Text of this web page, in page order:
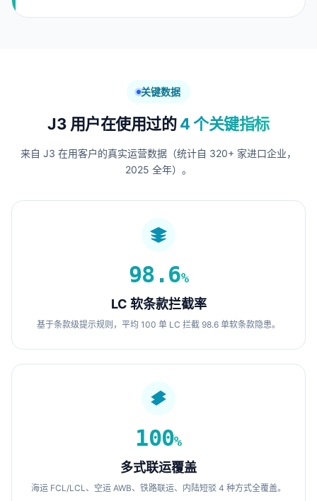
关键数据
J3 用户在使用过的4 个关键指标
来自 J3 在用客户的真实运营数据（统计自 320+ 家进口企业，
2025 全年）。
98.6%
LC 软条款拦截率
基于条款级提示规则，平均 100 单 LC 拦截 98.6 单软条款隐患。
100%
多式联运覆盖
海运 FCL/LCL、空运 AWB、铁路联运、内陆短驳 4 种方式全覆盖。